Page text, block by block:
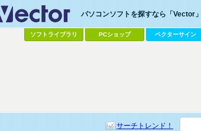
パソコンソフトを探すなら「Vector」
ソフトライブラリ PCショップ ベクターサイン
サーチトレンド！